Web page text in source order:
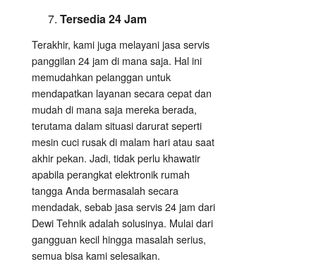
Tersedia 24 Jam
Terakhir, kami juga melayani jasa servis
panggilan 24 jam di mana saja. Hal ini
memudahkan pelanggan untuk
mendapatkan layanan secara cepat dan
mudah di mana saja mereka berada,
terutama dalam situasi darurat seperti
mesin cuci rusak di malam hari atau saat
akhir pekan. Jadi, tidak perlu khawatir
apabila perangkat elektronik rumah
tangga Anda bermasalah secara
mendadak, sebab jasa servis 24 jam dari
Dewi Tehnik adalah solusinya. Mulai dari
gangguan kecil hingga masalah serius,
semua bisa kami selesaikan.